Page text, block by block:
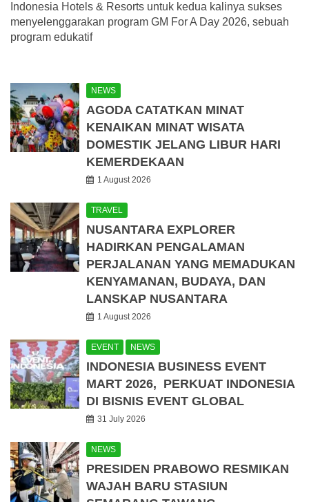
Indonesia Hotels & Resorts untuk kedua kalinya sukses
menyelenggarakan program GM For A Day 2026, sebuah
program edukatif
NEWS
AGODA CATATKAN MINAT
KENAIKAN MINAT WISATA
DOMESTIK JELANG LIBUR HARI
KEMERDEKAAN
1 August 2026
TRAVEL
NUSANTARA EXPLORER
HADIRKAN PENGALAMAN
PERJALANAN YANG MEMADUKAN
KENYAMANAN, BUDAYA, DAN
LANSKAP NUSANTARA
1 August 2026
EVENT NEWS
INDONESIA BUSINESS EVENT
MART 2026, PERKUAT INDONESIA
DI BISNIS EVENT GLOBAL
31 July 2026
NEWS
PRESIDEN PRABOWO RESMIKAN
WAJAH BARU STASIUN